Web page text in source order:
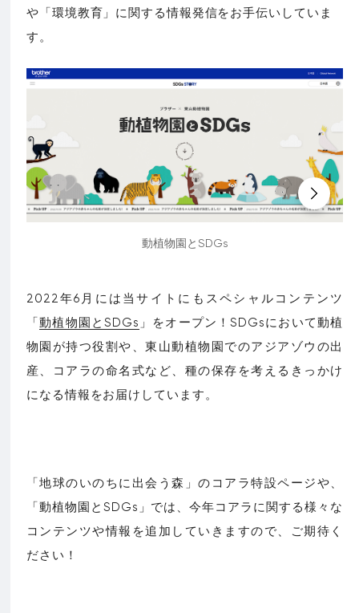
や「環境教育」に関する情報発信をお手伝いしていま
す。
動植物園とSDGs
2022年6月には当サイトにもスペシャルコンテンツ
「動植物園とSDGs 」をオープン！SDGsにおいて動植
物園が持つ役割や、東山動植物園でのアジアゾウの出
産、コアラの命名式など、種の保存を考えるきっかけ
になる情報をお届けしています。
「地球のいのちに出会う森」のコアラ特設ページや、
「動植物園とSDGs」では、今年コアラに関する様々な
コンテンツや情報を追加していきますので、ご期待く
ださい！